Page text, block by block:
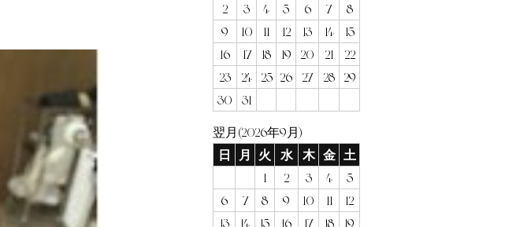
2
3 4 5 6 7
8
9
10 11 12 13 14
15
16
17 18 19 20 21
22
23
24 25 26 27 28
29
30
31
翌月(2026年9月)
日
月 火 水 木 金 土
1
2 3 4
5
6
7 8 9 10 11
12
13
14 15 16 17 18
19